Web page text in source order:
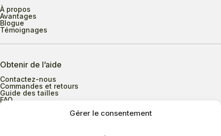
Gérer le consentement
À propos
Avantages
Blogue
Témoignages
Obtenir de l’aide
Contactez-nous
Commandes et retours
Guide des tailles
FAQ